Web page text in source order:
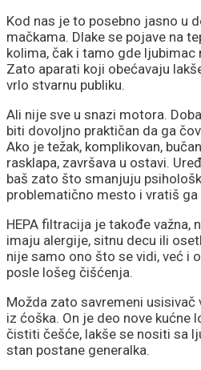
Kod nas je to posebno jasno u
mačkama. Dlake se pojave na
kolima, čak i tamo gde ljubimac
Zato aparati koji obećavaju
vrlo stvarnu publiku.
Ali nije sve u snazi motora.
biti dovoljno praktičan da ga
Ako je težak, komplikovan,
rasklapa, završava u ostavi.
baš zato što smanjuju
problematično mesto i vratiš ga
HEPA filtracija je takođe važna,
imaju alergije, sitnu decu ili
nije samo ono što se vidi, već i
posle lošeg čišćenja.
Možda zato savremeni
iz ćoška. On je deo nove kućne
čistiti češće, lakše se nositi sa
stan postane generalka.